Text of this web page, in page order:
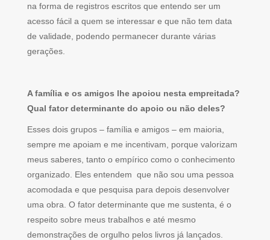
na forma de registros escritos que entendo ser um
acesso fácil a quem se interessar e que não tem data
de validade, podendo permanecer durante várias
gerações.
A família e os amigos lhe apoiou nesta empreitada?
Qual fator determinante do apoio ou não deles?
Esses dois grupos – família e amigos – em maioria,
sempre me apoiam e me incentivam, porque valorizam
meus saberes, tanto o empírico como o conhecimento
organizado. Eles entendem que não sou uma pessoa
acomodada e que pesquisa para depois desenvolver
uma obra. O fator determinante que me sustenta, é o
respeito sobre meus trabalhos e até mesmo
demonstrações de orgulho pelos livros já lançados.